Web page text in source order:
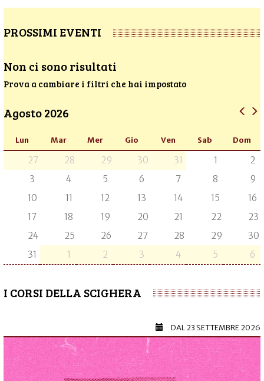
PROSSIMI EVENTI
Non ci sono risultati
Prova a cambiare i filtri che hai impostato
Agosto 2026
Lun Mar Mer Gio Ven Sab Dom
27 28 29 30 31 1
2
3
4 5 6 7 8
9
10
11 12 13 14 15
16
17
18 19 20 21 22
23
24
25 26 27 28 29
30
31
1 2 3 4 5 6
I CORSI DELLA SCIGHERA
DAL23 SETTEMBRE 2026